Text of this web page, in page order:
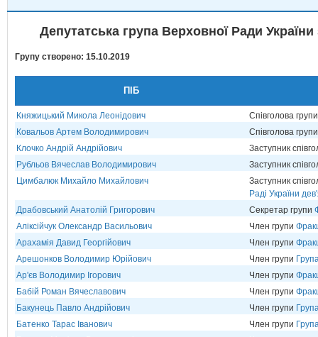
Депутатська група Верховної Ради
Групу створено: 15.10.2019
ПІБ
Княжицький Микола Леонідович
Співголова
Ковальов Артем Володимирович
Співголова
Клочко Андрій Андрійович
Заступник
Рубльов Вячеслав Володимирович
Заступник
Цимбалюк Михайло Михайлович
Заступник
Раді України
Драбовський Анатолій Григорович
Секретар групи
Аліксійчук Олександр Васильович
Член групи
Арахамія Давид Георгійович
Член групи
Арешонков Володимир Юрійович
Член групи
Ар'єв Володимир Ігорович
Член групи
Бабій Роман Вячеславович
Член групи
Бакунець Павло Андрійович
Член групи
Батенко Тарас Іванович
Член групи